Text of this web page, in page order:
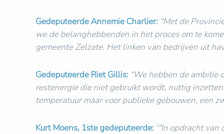
Gedeputeerde Annemie Charlier: “Met de
we de belanghebbenden in het proces om te
gemeente Zelzate. Het linken van bedrijven uit
Gedeputeerde Riet Gillis: “We hebben de ambitie
restenergie die niet gebruikt wordt, nuttig
temperatuur maar voor publieke gebouwen, een
Kurt Moens, 1ste gedeputeerde: '"In opdracht van